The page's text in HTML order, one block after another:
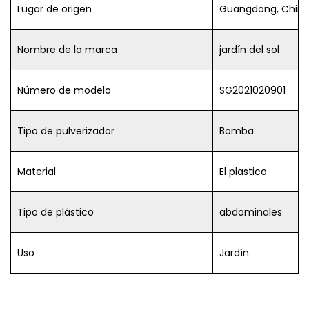
Lugar de origen Guangdong, China
Nombre de la marca jardín del sol
Número de modelo SG2021020901
Tipo de pulverizador Bomba
Material El plastico
Tipo de plástico abdominales
Uso Jardín